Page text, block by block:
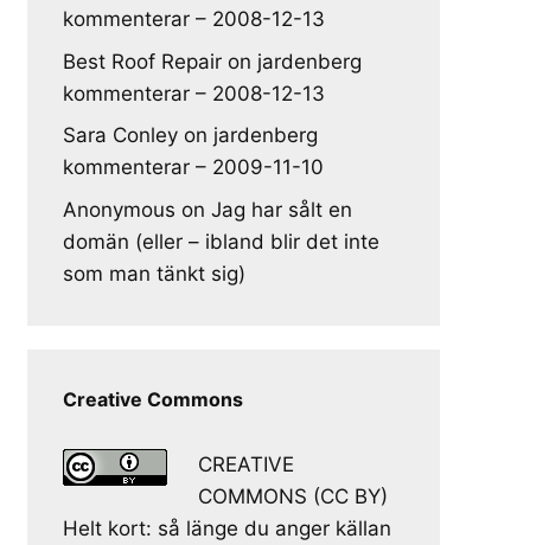
kommenterar – 2008-12-13
Best Roof Repair on jardenberg
kommenterar – 2008-12-13
Sara Conley on jardenberg
kommenterar – 2009-11-10
Anonymous on Jag har sålt en
domän (eller – ibland blir det inte
som man tänkt sig)
Creative Commons
CREATIVE
COMMONS (CC BY)
Helt kort: så länge du anger källan